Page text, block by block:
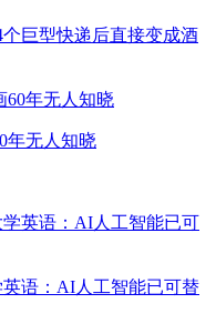
巨型快递后直接变成酒
年无人知晓
语：AI人工智能已可替